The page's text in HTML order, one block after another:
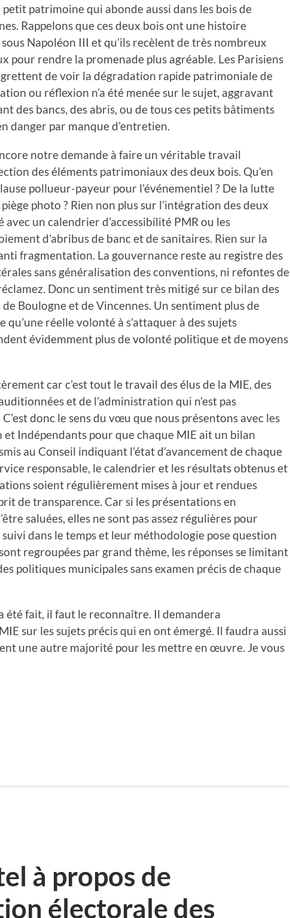
patrimoine qui abonde aussi dans les bois de
Rappelons que ces deux bois ont une histoire
Napoléon III et qu’ils recèlent de très nombreux
pour rendre la promenade plus agréable. Les Parisiens
de voir la dégradation rapide patrimoniale de
ou réflexion n’a été menée sur le sujet, aggravant
des bancs, des abris, ou de tous ces petits bâtiments
danger par manque d’entretien.
notre demande à faire un véritable travail
des éléments patrimoniaux des deux bois. Qu’en
pollueur-payeur pour l’événementiel ? De la lutte
photo ? Rien non plus sur l’intégration des deux
un calendrier d’accessibilité PMR ou les
d’abribus de banc et de sanitaires. Rien sur la
fragmentation. La gouvernance reste au registre des
sans généralisation des conventions, ni refontes de
Donc un sentiment très mitigé sur ce bilan des
de Boulogne et de Vincennes. Un sentiment plus de
qu’une réelle volonté à s’attaquer à des sujets
évidemment plus de volonté politique et de moyens
car c’est tout le travail des élus de la MIE, des
et de l’administration qui n’est pas
donc le sens du vœu que nous présentons avec les
et Indépendants pour que chaque MIE ait un bilan
au Conseil indiquant l’état d’avancement de chaque
responsable, le calendrier et les résultats obtenus et
soient régulièrement mises à jour et rendues
de transparence. Car si les présentations en
saluées, elles ne sont pas assez régulières pour
dans le temps et leur méthodologie pose question
regroupées par grand thème, les réponses se limitant
politiques municipales sans examen précis de chaque
été fait, il faut le reconnaître. Il demandera
sur les sujets précis qui en ont émergé. Il faudra aussi
une autre majorité pour les mettre en œuvre. Je vous
à propos de
électorale des